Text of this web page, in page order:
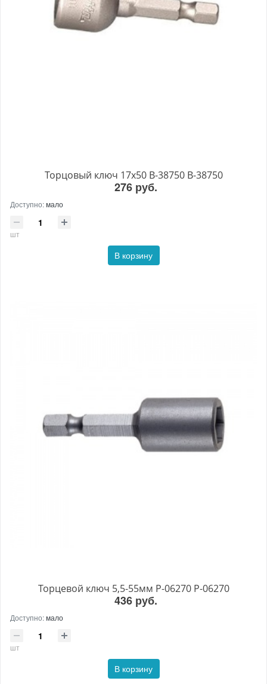
Торцовый ключ 17x50 B-38750 B-38750
276 руб.
Доступно:мало
шт
В корзину
Торцевой ключ 5,5-55мм P-06270 P-06270
436 руб.
Доступно:мало
шт
В корзину